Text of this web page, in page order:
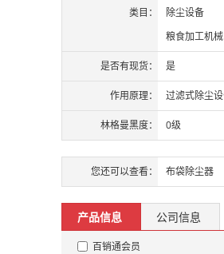
类目： 除尘设备
粮食加工机械
是否有现货： 是
作用原理： 过滤式除尘
林格曼黑度： 0级
您还可以查看： 布袋除尘器
产品信息 公司信息
百销通会员